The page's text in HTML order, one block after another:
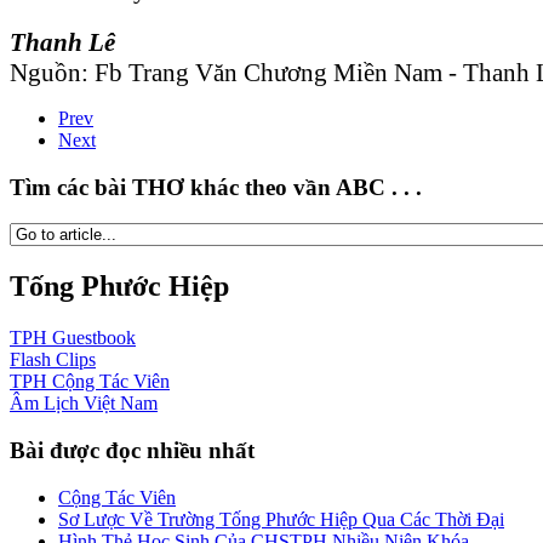
Thanh Lê
Nguồn: Fb Trang Văn Chương Miền Nam - Thanh
Prev
Next
Tìm các bài THƠ khác theo vần ABC . . .
Tống Phước Hiệp
TPH Guestbook
Flash Clips
TPH Cộng Tác Viên
Âm Lịch Việt Nam
Bài được đọc nhiều nhất
Cộng Tác Viên
Sơ Lược Về Trường Tống Phước Hiệp Qua Các Thời Đại